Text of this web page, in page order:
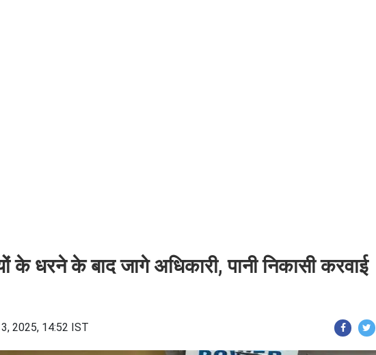
के धरने के बाद जागे अधिकारी, पानी निकासी करवाई
2025, 14:52 IST